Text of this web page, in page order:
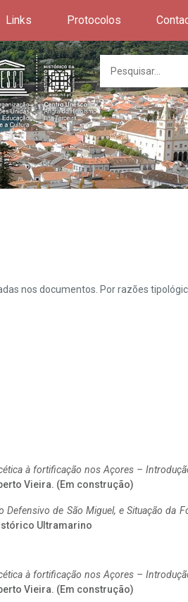
Links Protocolos
nos documentos. Por razões
à fortificação nos Açores –
Vieira. (Em construção)
Defensivo de São Miguel, e Situação da
Ultramarino
à fortificação nos Açores –
Vieira. (Em construção)